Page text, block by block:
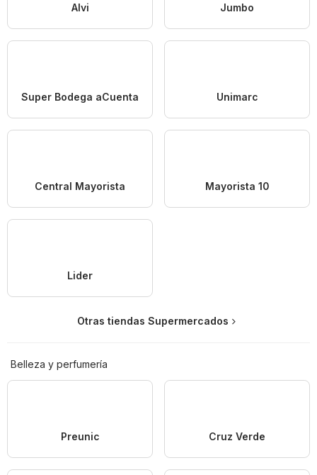
Alvi Jumbo
Super Bodega aCuenta Unimarc
Central Mayorista Mayorista 10
Lider
Otras tiendas Supermercados
Belleza y perfumería
Preunic Cruz Verde